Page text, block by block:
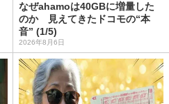
なぜahamoは40GBに増量した
のか 見えてきたドコモの“本
音” (1/5)
2026年8月6日